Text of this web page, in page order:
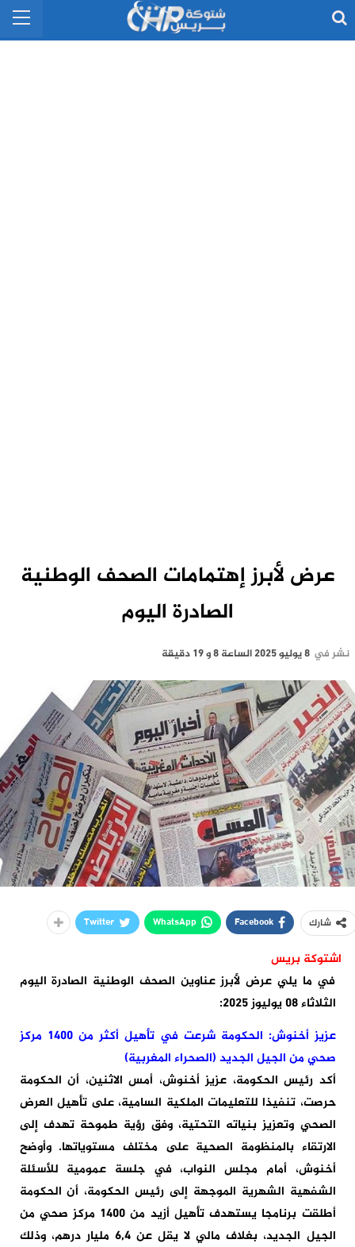
عرض لأبرز إهتمامات الصحف الوطنية
الصادرة اليوم
نشر في 8 يوليو 2025 الساعة 8 و 19 دقيقة
شارك Facebook
WhatsApp
Twitter
اشتوكة بريس
في ما يلي عرض لأبرز عناوين الصحف الوطنية الصادرة اليوم
الثلاثاء 08 يوليوز 2025:
عزيز أخنوش: الحكومة شرعت في تأهيل أكثر من 1400 مركز
صحي من الجيل الجديد (الصحراء المغربية)
أكد رئيس الحكومة، عزيز أخنوش، أمس الاثنين، أن الحكومة
حرصت، تنفيذا للتعليمات الملكية السامية، على تأهيل العرض
الصحي وتعزيز بنياته التحتية، وفق رؤية طموحة تهدف إلى
الارتقاء بالمنظومة الصحية على مختلف مستوياتها. وأوضح
أخنوش، أمام مجلس النواب، في جلسة عمومية للأسئلة
الشفهية الشهرية الموجهة إلى رئيس الحكومة، أن الحكومة
أطلقت برنامجا يستهدف تأهيل أزيد من 1400 مركز صحي من
الجيل الجديد، بغلاف مالي لا يقل عن 6,4 مليار درهم، وذلك